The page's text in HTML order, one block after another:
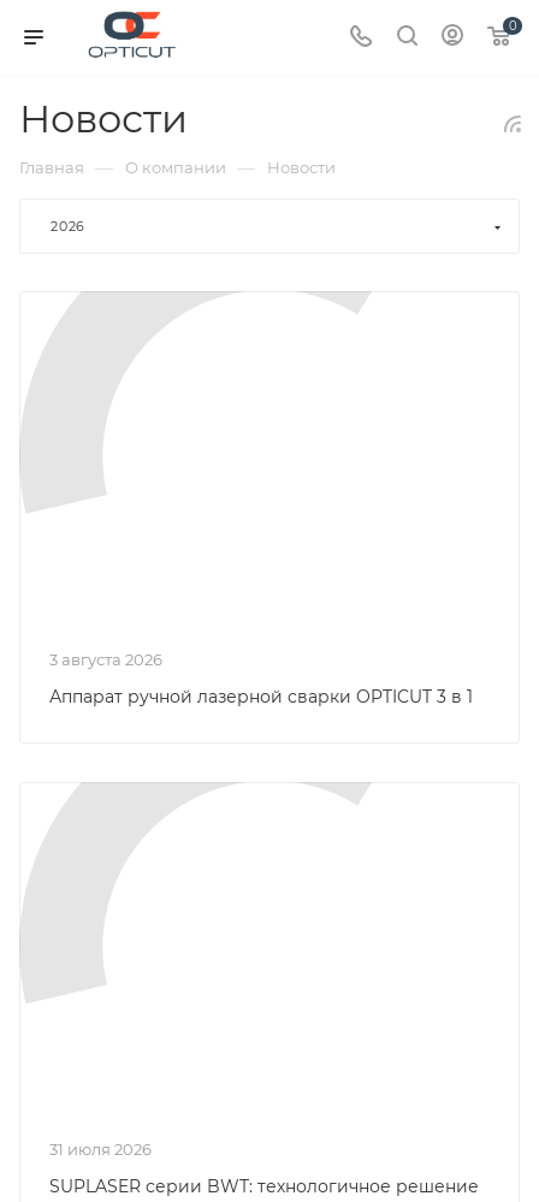
0
Новости
Главная — О компании — Новости
2026
3 августа 2026
Аппарат ручной лазерной сварки OPTICUT 3 в 1
31 июля 2026
SUPLASER серии BWT: технологичное решение